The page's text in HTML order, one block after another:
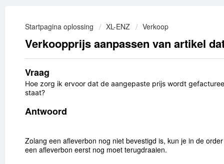
Startpagina oplossing XL-ENZ Verkoop
Verkoopprijs aanpassen van artikel
Vraag
Hoe zorg ik ervoor dat de aangepaste prijs wordt
staat?
Antwoord
Zolang een afleverbon nog niet bevestigd is, kun je in de
een afleverbon eerst nog moet terugdraaien.